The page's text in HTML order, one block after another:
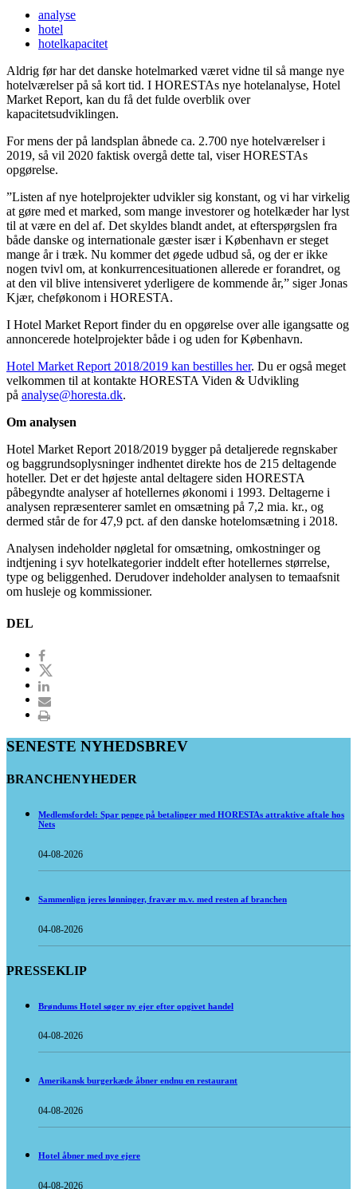
analyse
hotel
hotelkapacitet
Aldrig før har det danske hotelmarked været vidne til så mange nye
hotelværelser på så kort tid. I HORESTAs nye hotelanalyse, Hotel
Market Report, kan du få det fulde overblik over
kapacitetsudviklingen.
For mens der på landsplan åbnede ca. 2.700 nye hotelværelser i
2019, så vil 2020 faktisk overgå dette tal, viser HORESTAs
opgørelse.
”Listen af nye hotelprojekter udvikler sig konstant, og vi har virkelig
at gøre med et marked, som mange investorer og hotelkæder har lyst
til at være en del af. Det skyldes blandt andet, at efterspørgslen fra
både danske og internationale gæster især i København er steget
mange år i træk. Nu kommer det øgede udbud så, og der er ikke
nogen tvivl om, at konkurrencesituationen allerede er forandret, og
at den vil blive intensiveret yderligere de kommende år,” siger Jonas
Kjær, cheføkonom i HORESTA.
I Hotel Market Report finder du en opgørelse over alle igangsatte og
annoncerede hotelprojekter både i og uden for København.
Hotel Market Report 2018/2019 kan bestilles her. Du er også meget
velkommen til at kontakte HORESTA Viden & Udvikling
på analyse@horesta.dk.
Om analysen
Hotel Market Report 2018/2019 bygger på detaljerede regnskaber
og baggrundsoplysninger indhentet direkte hos de 215 deltagende
hoteller. Det er det højeste antal deltagere siden HORESTA
påbegyndte analyser af hotellernes økonomi i 1993. Deltagerne i
analysen repræsenterer samlet en omsætning på 7,2 mia. kr., og
dermed står de for 47,9 pct. af den danske hotelomsætning i 2018.
Analysen indeholder nøgletal for omsætning, omkostninger og
indtjening i syv hotelkategorier inddelt efter hotellernes størrelse,
type og beliggenhed. Derudover indeholder analysen to temaafsnit
om husleje og kommissioner.
DEL
SENESTE NYHEDSBREV
BRANCHENYHEDER
Medlemsfordel: Spar penge på betalinger med HORESTAs attraktive aftale hos
Nets
04-08-2026
Sammenlign jeres lønninger, fravær m.v. med resten af branchen
04-08-2026
PRESSEKLIP
Brøndums Hotel søger ny ejer efter opgivet handel
04-08-2026
Amerikansk burgerkæde åbner endnu en restaurant
04-08-2026
Hotel åbner med nye ejere
04-08-2026